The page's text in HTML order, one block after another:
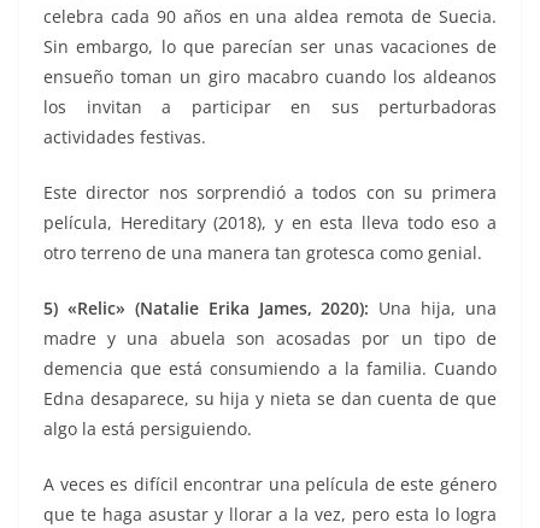
celebra cada 90 años en una aldea remota de Suecia.
Sin embargo, lo que parecían ser unas vacaciones de
ensueño toman un giro macabro cuando los aldeanos
los invitan a participar en sus perturbadoras
actividades festivas.
Este director nos sorprendió a todos con su primera
película, Hereditary (2018), y en esta lleva todo eso a
otro terreno de una manera tan grotesca como genial.
5) «Relic» (Natalie Erika James, 2020): Una hija, una
madre y una abuela son acosadas por un tipo de
demencia que está consumiendo a la familia. Cuando
Edna desaparece, su hija y nieta se dan cuenta de que
algo la está persiguiendo.
A veces es difícil encontrar una película de este género
que te haga asustar y llorar a la vez, pero esta lo logra